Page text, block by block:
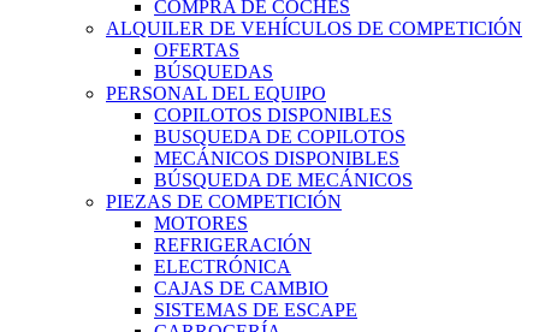
COMPRA DE COCHES
ALQUILER DE VEHÍCULOS DE COMPETICIÓN
OFERTAS
BÚSQUEDAS
PERSONAL DEL EQUIPO
COPILOTOS DISPONIBLES
BUSQUEDA DE COPILOTOS
MECÁNICOS DISPONIBLES
BÚSQUEDA DE MECÁNICOS
PIEZAS DE COMPETICIÓN
MOTORES
REFRIGERACIÓN
ELECTRÓNICA
CAJAS DE CAMBIO
SISTEMAS DE ESCAPE